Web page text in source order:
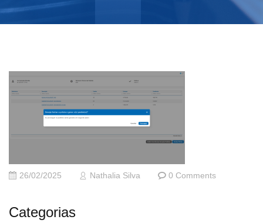
26/02/2025 Nathalia Silva 0 Comments
Categorias